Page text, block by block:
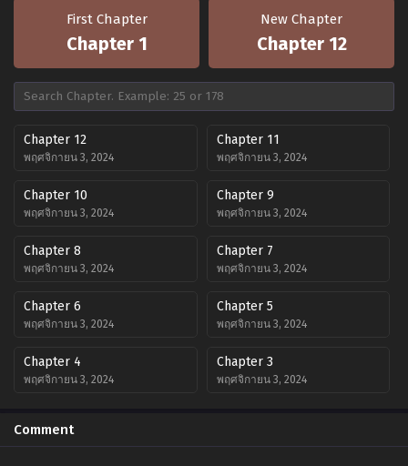
First Chapter
Chapter 1
New Chapter
Chapter 12
Chapter 12
พฤศจิกายน 3, 2024
Chapter 11
พฤศจิกายน 3, 2024
Chapter 10
พฤศจิกายน 3, 2024
Chapter 9
พฤศจิกายน 3, 2024
Chapter 8
พฤศจิกายน 3, 2024
Chapter 7
พฤศจิกายน 3, 2024
Chapter 6
พฤศจิกายน 3, 2024
Chapter 5
พฤศจิกายน 3, 2024
Chapter 4
พฤศจิกายน 3, 2024
Chapter 3
พฤศจิกายน 3, 2024
พฤศจิกายน 3, 2024
Comment